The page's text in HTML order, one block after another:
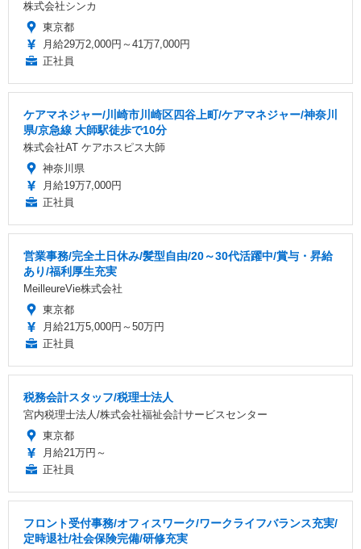
株式会社シンカ
東京都
月給29万2,000円～41万7,000円
正社員
ケアマネジャー/川崎市川崎区四谷上町/ケアマネジャー/神奈川
県/京急線 大師駅徒歩で10分
株式会社AT ケアホスピス大師
神奈川県
月給19万7,000円
正社員
営業事務/完全土日休み/髪型自由/20～30代活躍中/賞与・昇給
あり/福利厚生充実
MeilleureVie株式会社
東京都
月給21万5,000円～50万円
正社員
税務会計スタッフ/税理士法人
宮内税理士法人/株式会社福祉会計サービスセンター
東京都
月給21万円～
正社員
フロント受付事務/オフィスワーク/ワークライフバランス充実/
定時退社/社会保険完備/研修充実